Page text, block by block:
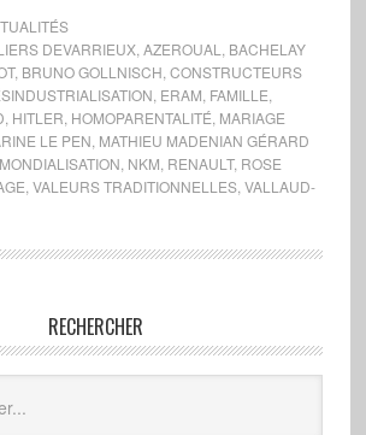
DEVARRIEUX, AZEROUAL
BACHELAY
, BRUNO GOLLNISCH CONSTRUCTEURS
ERAM FAMILLE
HITLER HOMOPARENTALITÉ MARIAGE
LE PEN MATHIEU MADENIAN GÉRARD
MONDIALISATION NKM RENAULT, ROSE
VALEURS TRADITIONNELLES, VALLAUD-
RECHERCHER